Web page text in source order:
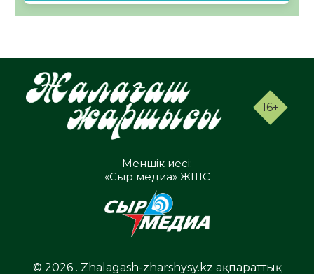
16+
Меншік иесі:
«Сыр медиа» ЖШС
© 2026 . Zhalagash-zharshysy.kz ақпараттық